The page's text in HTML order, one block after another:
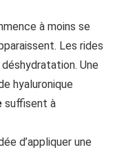
à moins se
Les rides
Une
hyaluronique
suffisent à
d’appliquer une